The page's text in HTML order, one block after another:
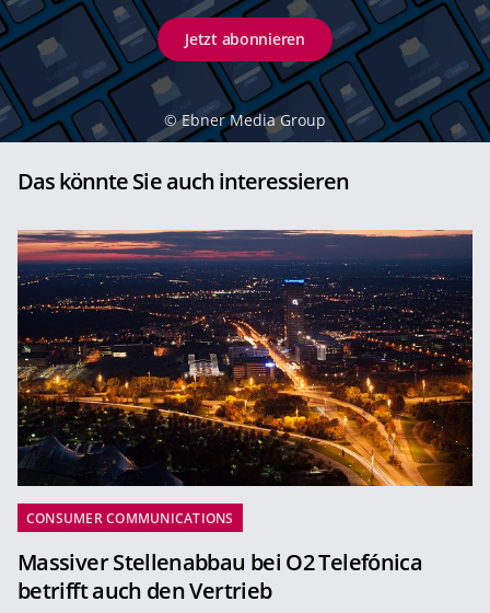
Jetzt abonnieren
© Ebner Media Group
Das könnte Sie auch interessieren
CONSUMER COMMUNICATIONS
Massiver Stellenabbau bei O2 Telefónica
betrifft auch den Vertrieb